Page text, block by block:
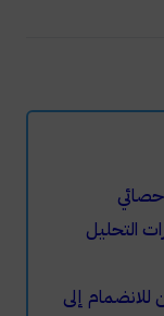
التحليل
إلى